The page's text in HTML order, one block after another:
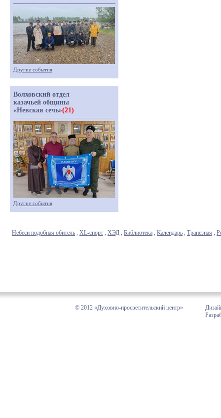
Другие события
Волховский отдел
казачьей общины
«Невская сечь»(21)
Другие события
Небеси подобная обитель , XL-спорт , ХЭД , Библиотека , Календарь , Трапезная ,
© 2012 «Духовно-просветительский центр»